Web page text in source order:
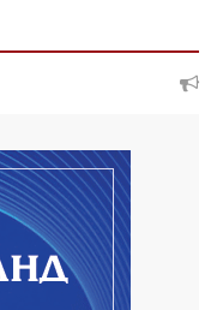
дугаар сондгой